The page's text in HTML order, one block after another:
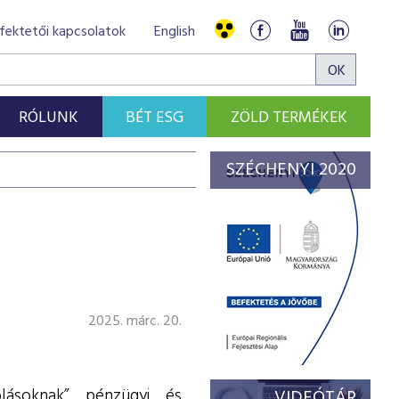
kapcsolatok English
RÓLUNK BÉT ESG ZÖLD TERMÉKEK
2025. márc. 20.
SZÉCHENYI 2020